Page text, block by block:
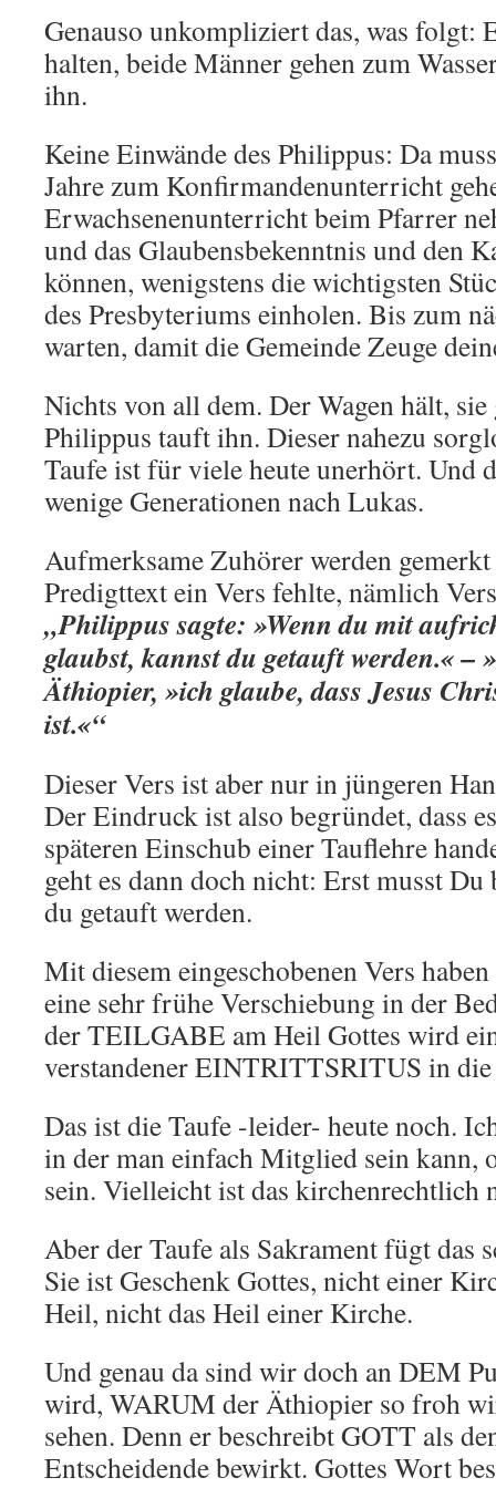
Genauso unkompliziert das, was folgt:
halten, beide Männer gehen zum
ihn.
Keine Einwände des Philippus: Da
Jahre zum Konfirmandenunterricht
Erwachsenenunterricht beim Pfarrer
und das Glaubensbekenntnis und den
können, wenigstens die wichtigsten
des Presbyteriums einholen. Bis zum
warten, damit die Gemeinde Zeuge
Nichts von all dem. Der Wagen hält, sie
Philippus tauft ihn. Dieser nahezu
Taufe ist für viele heute unerhört. Und
wenige Generationen nach Lukas.
Aufmerksame Zuhörer werden
Predigttext ein Vers fehlte, nämlich
„Philippus sagte: »Wenn du mit
glaubst, kannst du getauft werden.« –
Äthiopier, »ich glaube, dass Jesus
ist.«“
Dieser Vers ist aber nur in jüngeren
Der Eindruck ist also begründet, dass
späteren Einschub einer Tauflehre
geht es dann doch nicht: Erst musst Du
du getauft werden.
Mit diesem eingeschobenen Vers
eine sehr frühe Verschiebung in der
der TEILGABE am Heil Gottes wird
verstandener EINTRITTSRITUS in
Das ist die Taufe -leider- heute noch.
in der man einfach Mitglied sein kann,
sein. Vielleicht ist das kirchenrechtlich
Aber der Taufe als Sakrament fügt das
Sie ist Geschenk Gottes, nicht einer
Heil, nicht das Heil einer Kirche.
Und genau da sind wir doch an DEM
wird, WARUM der Äthiopier so froh
sehen. Denn er beschreibt GOTT als
Entscheidende bewirkt. Gottes Wort